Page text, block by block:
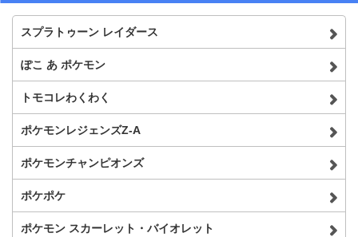
スプラトゥーン レイダース
ぽこ あ ポケモン
トモコレわくわく
ポケモンレジェンズZ-A
ポケモンチャンピオンズ
ポケポケ
ポケモン スカーレット・バイオレット